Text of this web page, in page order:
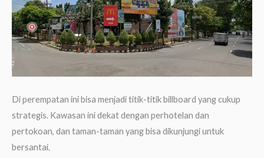
Di perempatan ini bisa menjadi titik-titik billboard yang cukup
strategis. Kawasan ini dekat dengan perhotelan dan
pertokoan, dan taman-taman yang bisa dikunjungi untuk
bersantai.